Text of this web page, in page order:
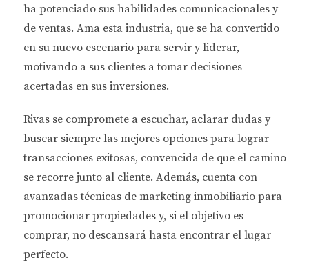
enfoque académico riguroso, destacándose
especialmente en ciencias de la salud.
Contáctame por WhatsApp
RANKINGS
Al evaluar las universidades, es importante
considerar varios factores como la calidad
académica, la tasa de graduación y la satisfacción
estudiantil. Según el ranking 2025 de U.S. News &
World Report, Vanderbilt ocupa el primer lugar no
solo en Tennessee, sino también entre las mejores
ha potenciado sus habilidades comunicacionales y
de ventas. Ama esta industria, que se ha convertido
en su nuevo escenario para servir y liderar,
motivando a sus clientes a tomar decisiones
acertadas en sus inversiones.
Rivas se compromete a escuchar, aclarar dudas y
buscar siempre las mejores opciones para lograr
transacciones exitosas, convencida de que el camino
se recorre junto al cliente. Además, cuenta con
avanzadas técnicas de marketing inmobiliario para
promocionar propiedades y, si el objetivo es
comprar, no descansará hasta encontrar el lugar
perfecto.